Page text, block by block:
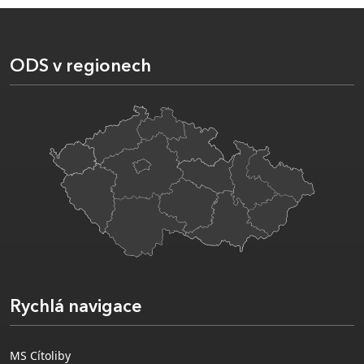
ODS v regionech
Rychlá navigace
MS Cítoliby